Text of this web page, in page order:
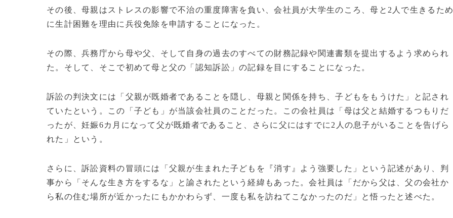
その後、母親はストレスの影響で不治の重度障害を負い、会社員が大学生のころ、母と2人で生きるため
に生計困難を理由に兵役免除を申請することになった。
その際、兵務庁から母や父、そして自身の過去のすべての財務記録や関連書類を提出するよう求められ
た。そして、そこで初めて母と父の「認知訴訟」の記録を目にすることになった。
訴訟の判決文には「父親が既婚者であることを隠し、母親と関係を持ち、子どもをもうけた」と記され
ていたという。この「子ども」が当該会社員のことだった。この会社員は「母は父と結婚するつもりだ
ったが、妊娠6カ月になって父が既婚者であること、さらに父にはすでに2人の息子がいることを告げら
れた」という。
さらに、訴訟資料の冒頭には「父親が生まれた子どもを『消す』よう強要した」という記述があり、判
事から「そんな生き方をするな」と諭されたという経緯もあった。会社員は「だから父は、父の会社か
ら私の住む場所が近かったにもかかわらず、一度も私を訪ねてこなかったのだ」と悟ったと述べた。